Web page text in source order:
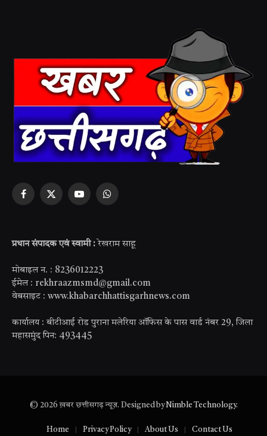
Facebook
X
YouTubeWhatsApp
प्रधान संपादक एवं स्वामी : रेखराम साहू
मोबाइल न. : 8236012223
ईमेल : rekhraazmsmd@gmail.com
वेबसाइट : www.khabarchhattisgarhnews.com
कार्यालय : बीटीआई रोड पुराना मलेरिया ऑफिस के पास वार्ड नंबर 29, जिला
महासमुंद पिन: 493445
© 2026 ख़बर छत्तीसगढ़ न्यूज़. Designed byNimble Technology.
Home Privacy Policy About Us Contact Us